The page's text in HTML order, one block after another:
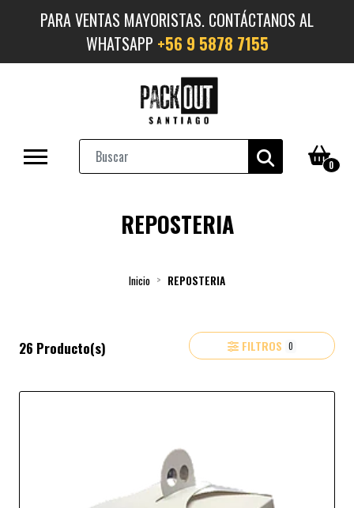
PARA VENTAS MAYORISTAS. CONTÁCTANOS AL
WHATSAPP +56 9 5878 7155
0
REPOSTERIA
Inicio REPOSTERIA
26 Producto(s) FILTROS 0